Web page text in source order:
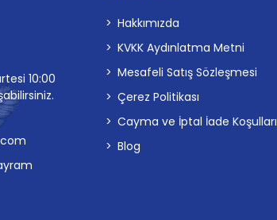
10:00
Hakkımızda
KVKK Aydınlatma Metni
Mesafeli Satış Sözleşmesi
Çerez Politikası
Cayma ve İptal İade Koşulları
Blog